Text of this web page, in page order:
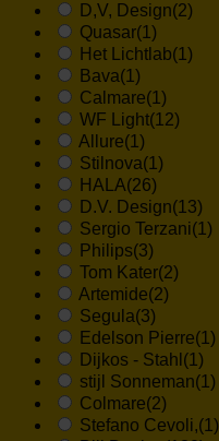
D,V, Design(2)
Quasar(1)
Het Lichtlab(1)
Bava(1)
Calmare(1)
WF Light(12)
Allure(1)
Stilnova(1)
HALA(26)
D.V. Design(13)
Sergio Terzani(1)
Philips(3)
Tom Kater(2)
Artemide(2)
Segula(3)
Edelson Pierre(1)
Dijkos - Stahl (1)
stijl Sonneman(1)
Colmare(2)
Stefano Cevoli,(1)